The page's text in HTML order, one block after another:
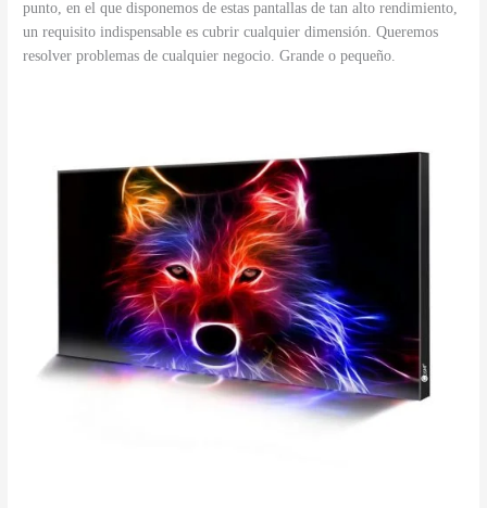
punto, en el que disponemos de estas pantallas de tan alto rendimiento,
un requisito indispensable es cubrir cualquier dimensión. Queremos
resolver problemas de cualquier negocio. Grande o pequeño.